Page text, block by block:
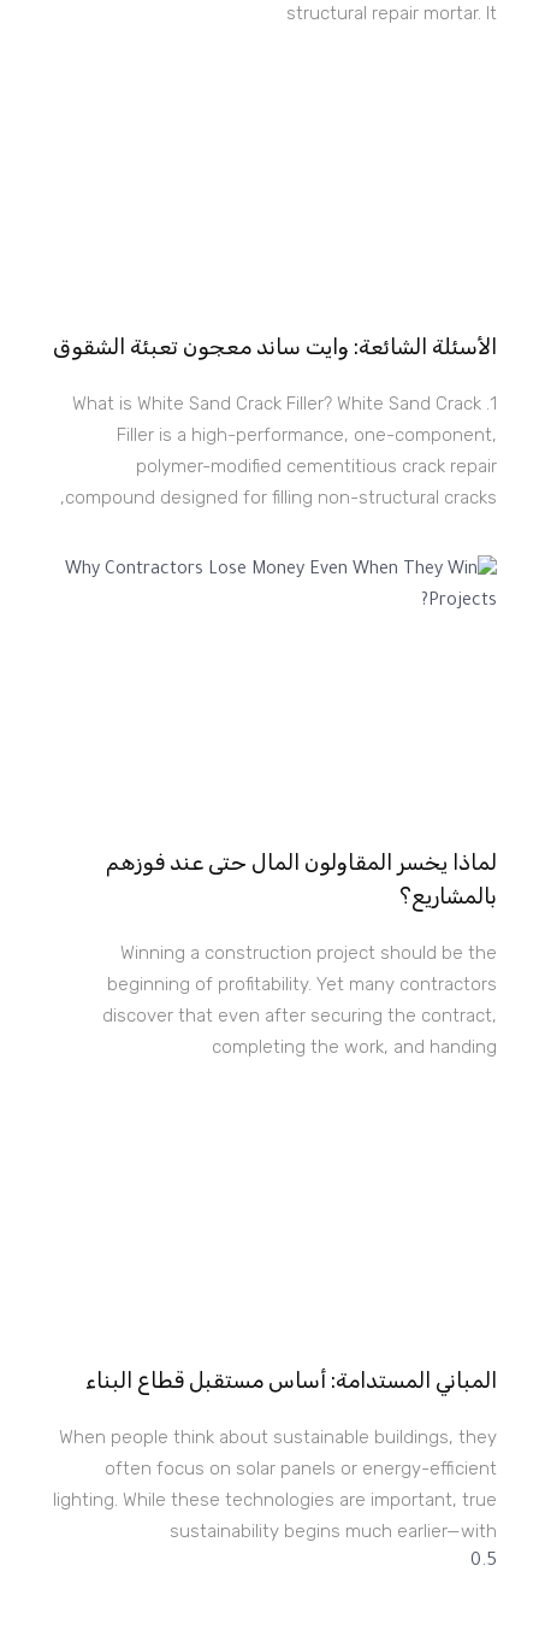
structural repair mortar. It
الأسئلة الشائعة: وايت ساند معجون تعبئة الشقوق
1. What is White Sand Crack Filler? White Sand Crack
Filler is a high-performance, one-component,
polymer-modified cementitious crack repair
compound designed for filling non-structural cracks,
لماذا يخسر المقاولون المال حتى عند فوزهم
بالمشاريع؟
Winning a construction project should be the
beginning of profitability. Yet many contractors
discover that even after securing the contract,
completing the work, and handing
المباني المستدامة: أساس مستقبل قطاع البناء
When people think about sustainable buildings, they
often focus on solar panels or energy-efficient
lighting. While these technologies are important, true
sustainability begins much earlier—with